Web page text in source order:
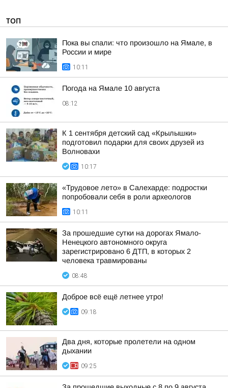
ТОП
Пока вы спали: что произошло на Ямале, в
России и мире
10:11
Погода на Ямале 10 августа
08:12
К 1 сентября детский сад «Крылышки»
подготовил подарки для своих друзей из
Волновахи
10:17
«Трудовое лето» в Салехарде: подростки
попробовали себя в роли археологов
10:11
За прошедшие сутки на дорогах Ямало-
Ненецкого автономного округа
зарегистрировано 6 ДТП, в которых 2
человека травмированы
08:48
Доброе всё ещё летнее утро!
09:18
Два дня, которые пролетели на одном
дыхании
09:25